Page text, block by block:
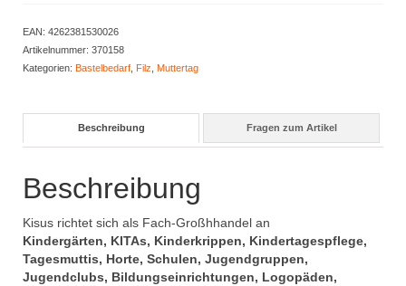
EAN: 4262381530026
Artikelnummer: 370158
Kategorien: Bastelbedarf Filz Muttertag
Beschreibung Fragen zum Artikel
Beschreibung
Kisus richtet sich als Fach-Großhhandel an
Kindergärten, KITAs, Kinderkrippen, Kindertagespflege,
Tagesmuttis, Horte, Schulen, Jugendgruppen,
Jugendclubs, Bildungseinrichtungen, Logopäden,